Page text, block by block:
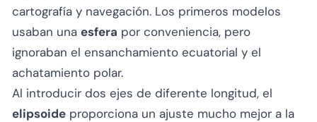
cartografía y navegación. Los primeros modelos
usaban una esfera por conveniencia, pero
ignoraban el ensanchamiento ecuatorial y el
achatamiento polar.
Al introducir dos ejes de diferente longitud, el
elipsoide proporciona un ajuste mucho mejor a la